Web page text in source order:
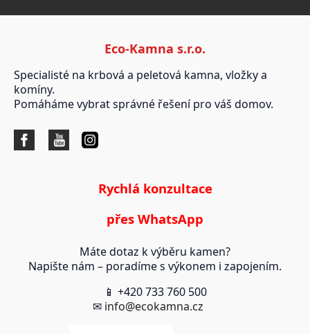
Eco-Kamna s.r.o.
Specialisté na krbová a peletová kamna, vložky a
komíny.
Pomáháme vybrat správné řešení pro váš domov.
Rychlá konzultace
přes WhatsApp
Máte dotaz k výběru kamen?
Napište nám – poradíme s výkonem i zapojením.
📱 +420 733 760 500
✉ info@ecokamna.cz